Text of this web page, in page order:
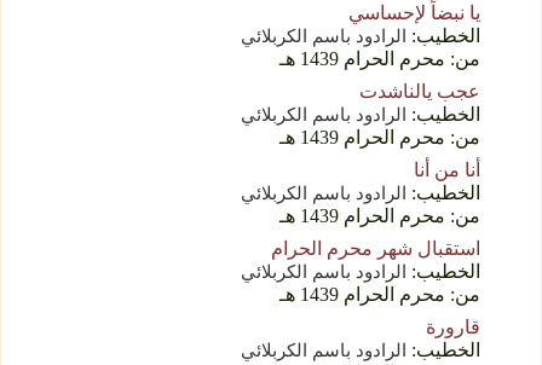
يا نبضاً لإحساسي
الخطيب: الرادود باسم الكربلائي
من: محرم الحرام 1439 هـ
عجب يالناشدت
الخطيب: الرادود باسم الكربلائي
من: محرم الحرام 1439 هـ
أنا من أنا
الخطيب: الرادود باسم الكربلائي
من: محرم الحرام 1439 هـ
استقبال شهر محرم الحرام
الخطيب: الرادود باسم الكربلائي
من: محرم الحرام 1439 هـ
قارورة
الخطيب: الرادود باسم الكربلائي